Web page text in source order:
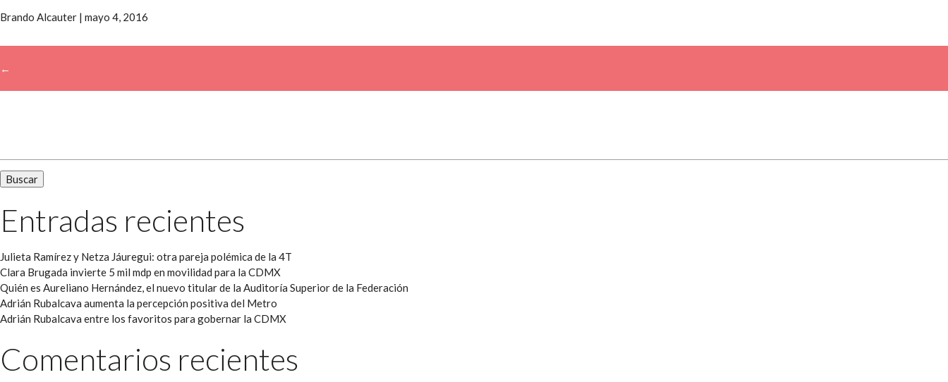
Brando Alcauter | mayo 4, 2016
←
Entradas recientes
Julieta Ramírez y Netza Jáuregui: otra pareja polémica de la 4T
Clara Brugada invierte 5 mil mdp en movilidad para la CDMX
Quién es Aureliano Hernández, el nuevo titular de la Auditoría Superior de la Federación
Adrián Rubalcava aumenta la percepción positiva del Metro
Adrián Rubalcava entre los favoritos para gobernar la CDMX
Comentarios recientes